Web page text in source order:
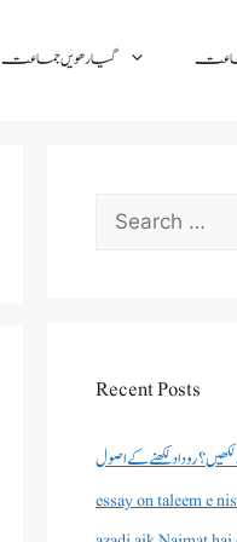
گیارھویں جماعت
Search
for:
Recent Posts
لکھیں؟ روداد لکھنے کے اصول